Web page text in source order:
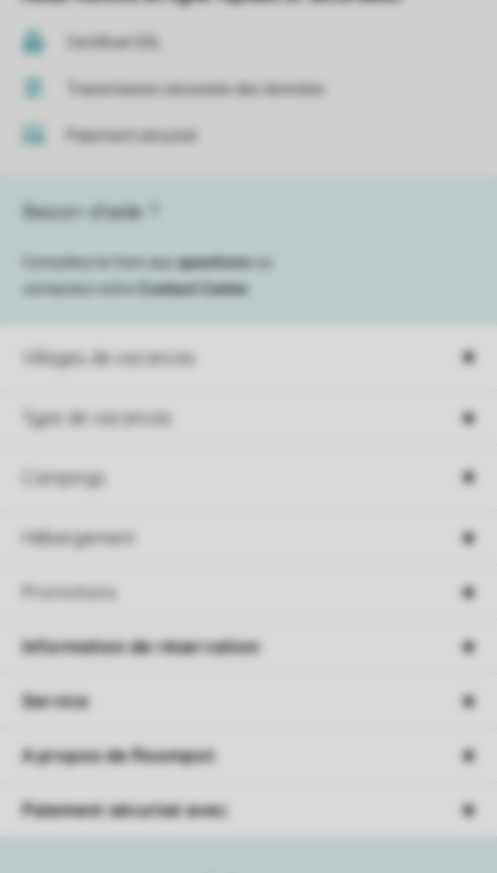
Certificat SSL
Transmission sécurisée des données
Paiement sécurisé
Villages de vacances
Type de vacances
Campings
Hébergement
Promotions
Besoin d’aide ?
Consultez la foire aux questions
contactez notre
Contact Center
Information de réservation
Service
A propos de Roompot
Paiement sécurisé avec